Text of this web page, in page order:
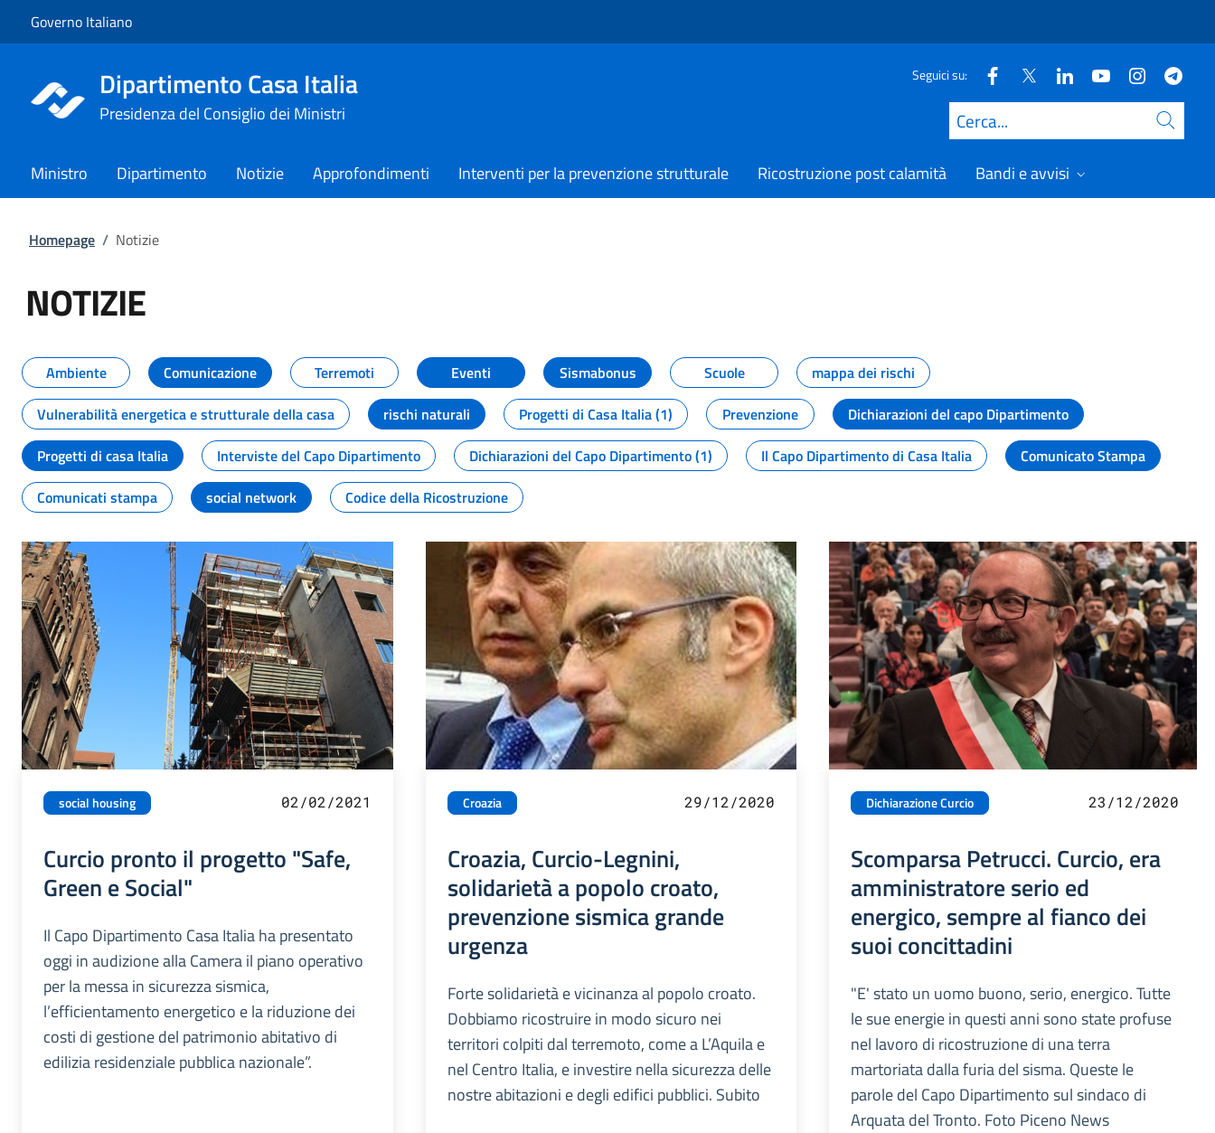
Governo Italiano
Dipartimento Casa Italia
Presidenza del Consiglio dei Ministri
Seguici su:
Cerca
Ministro Dipartimento Notizie Approfondimenti Interventi per la prevenzione strutturale Ricostruzione post calamità Bandi e avvisi
Homepage / Notizie
NOTIZIE
Tutti i contenuti della pagina NOTIZIE
Ambiente Comunicazione Terremoti Eventi Sismabonus Scuole
mappa dei rischi
Vulnerabilità energetica e strutturale della casa
rischi naturali Progetti di Casa Italia (1) Prevenzione
Dichiarazioni del capo Dipartimento
Progetti di casa Italia
Interviste del Capo Dipartimento Dichiarazioni del Capo Dipartimento (1) Il Capo Dipartimento di Casa Italia
Comunicato Stampa
Comunicati stampa
social network Codice della Ricostruzione
social housing 02/02/2021
Curcio pronto il progetto "Safe,
Green e Social"
Il Capo Dipartimento Casa Italia ha presentato
oggi in audizione alla Camera il piano operativo
per la messa in sicurezza sismica,
l’efficientamento energetico e la riduzione dei
costi di gestione del patrimonio abitativo di
edilizia residenziale pubblica nazionale”.
Croazia 29/12/2020
Croazia, Curcio-Legnini,
solidarietà a popolo croato,
prevenzione sismica grande
urgenza
Forte solidarietà e vicinanza al popolo croato.
Dobbiamo ricostruire in modo sicuro nei
territori colpiti dal terremoto, come a L’Aquila e
nel Centro Italia, e investire nella sicurezza delle
nostre abitazioni e degli edifici pubblici. Subito
Dichiarazione Curcio 23/12/2020
Scomparsa Petrucci. Curcio, era
amministratore serio ed
energico, sempre al fianco dei
suoi concittadini
"E' stato un uomo buono, serio, energico. Tutte
le sue energie in questi anni sono state profuse
nel lavoro di ricostruzione di una terra
martoriata dalla furia del sisma. Queste le
parole del Capo Dipartimento sul sindaco di
Arquata del Tronto. Foto Piceno News